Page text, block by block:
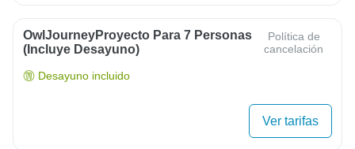
OwlJourneyProyecto Para 7 Personas
(Incluye Desayuno)
Política de
cancelación
Desayuno incluido
Ver tarifas